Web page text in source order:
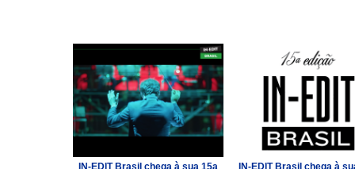
IN-EDIT Brasil chega à sua 15a
IN-EDIT Brasil chega à